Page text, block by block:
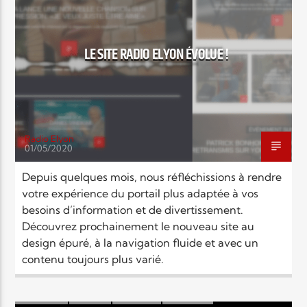
TITRE
Radio Elyon
Elyon Rhema
LE SITE RADIO ELYON ÉVOLUE !
Radio Elyon
01/05/2020
Depuis quelques mois, nous réfléchissions à rendre
votre expérience du portail plus adaptée à vos
besoins d’information et de divertissement.
Découvrez prochainement le nouveau site au
design épuré, à la navigation fluide et avec un
contenu toujours plus varié.